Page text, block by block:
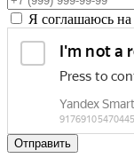
Я соглашаюсь на
Отправить